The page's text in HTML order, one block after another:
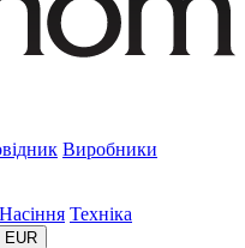
Виробники
Насіння Техніка
EUR